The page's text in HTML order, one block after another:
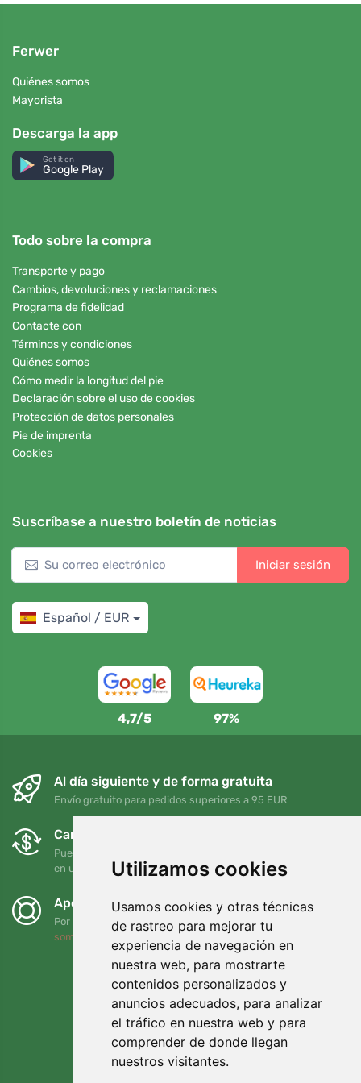
Utilizamos cookies
Usamos cookies y otras técnicas
de rastreo para mejorar tu
experiencia de navegación en
nuestra web, para mostrarte
contenidos personalizados y
anuncios adecuados, para analizar
el tráfico en nuestra web y para
comprender de donde llegan
nuestros visitantes.
Ferwer
Quiénes somos
Mayorista
Descarga la app
Get it on
Google Play
Todo sobre la compra
Transporte y pago
Cambios, devoluciones y reclamaciones
Programa de fidelidad
Contacte con
Términos y condiciones
Quiénes somos
Cómo medir la longitud del pie
Declaración sobre el uso de cookies
Protección de datos personales
Pie de imprenta
Cookies
Suscríbase a nuestro boletín de noticias
Iniciar sesión
Español / EUR
4,7/5 97%
Al día siguiente y de forma gratuita
Envío gratuito para pedidos superiores a 95 EUR
Cambios y devoluciones gratuitos
Puede devolver o cambiar su pedido en cualquier momento
en un plazo de 90 días
Apoyamos a Trees.org
Por cada pedido plantamos un árbol. Leer más
somos